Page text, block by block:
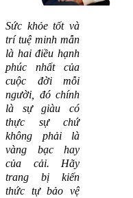
Sức khỏe tốt và
trí tuệ minh mẫn
là hai điều hạnh
phúc nhất của
cuộc đời mỗi
người, đó chính
là sự giàu có
thực sự chứ
không phải là
vàng bạc hay
của cải. Hãy
trang bị kiến
thức tự bảo vệ